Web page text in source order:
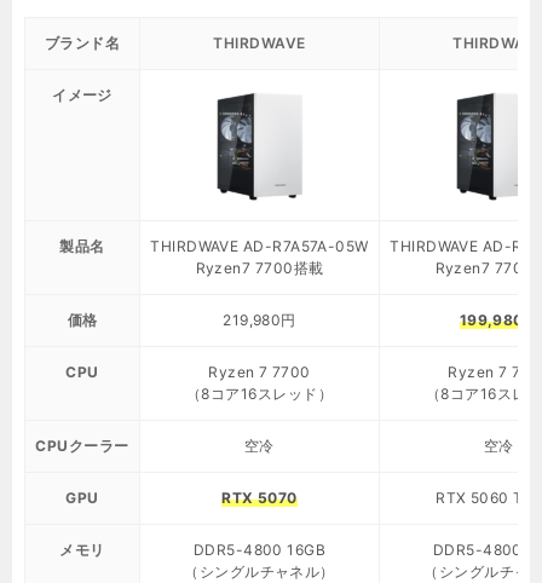
ブランド名 THIRDWAVE
イメージ
製品名
THIRDWAVE AD-R7A57A-05W
Ryzen7 7700搭載
THIRDWAVE AD-
Ryzen7 7700
価格 219,980円 199,980円
CPU
Ryzen 7 7700
（8コア16スレッド）
Ryzen 7
（8コア16スレ
CPUクーラー 空冷 空冷
GPU RTX 5070 RTX 5060 Ti
メモリ
DDR5-4800 16GB
（シングルチャネル）
DDR5-4800
（シングルチャ